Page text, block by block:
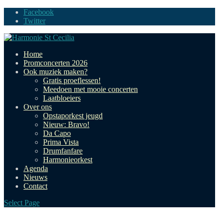
Facebook
Twitter
Home
Promconcerten 2026
Ook muziek maken?
Gratis proeflessen!
Meedoen met mooie concerten
Laatbloeiers
Over ons
Opstaporkest jeugd
Nieuw: Bravo!
Da Capo
Prima Vista
Drumfanfare
Harmonieorkest
Agenda
Nieuws
Contact
Select Page